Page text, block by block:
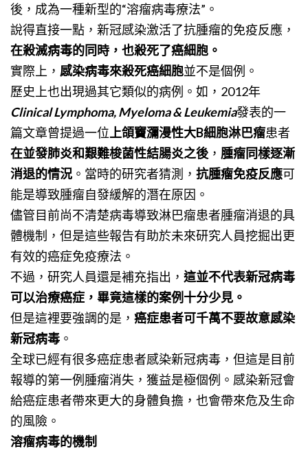
後，成為一種新型的“溶瘤病毒療法”。
說得直接一點，新冠感染激活了抗腫瘤的免疫反應，
在殺滅病毒的同時，也殺死了癌細胞。
實際上， 感染病毒來殺死癌細胞並不是個例。
歷史上也出現過其它類似的病例。如，2012年
Clinical Lymphoma, Myeloma & Leukemia發表的一
篇文章曾提過一位 上頜竇瀰漫性大B細胞淋巴瘤患者
在並發肺炎和艱難梭菌性結腸炎之後 ， 腫瘤同樣逐漸
消退的情況 。當時的研究者猜測， 抗腫瘤免疫反應可
能是導致腫瘤自發緩解的潛在原因。
儘管目前尚不清楚病毒導致淋巴瘤患者腫瘤消退的具
體機制，但是這些報告有助於未來研究人員挖掘出更
有效的癌症免疫療法。
不過，研究人員還是補充指出， 這並不代表新冠病毒
可以治療癌症，畢竟這樣的案例十分少見。
但是這裡要強調的是， 癌症患者可千萬不要故意感染
新冠病毒 。
全球已經有很多癌症患者感染新冠病毒，但這是目前
報導的第一例腫瘤消失，獲益是極個例。感染新冠會
給癌症患者帶來更大的身體負擔，也會帶來危及生命
的風險。
溶瘤病毒的機制